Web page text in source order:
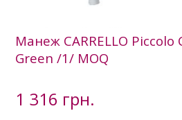
Манеж CARRELLO Piccolo
Green /1/ MOQ
1 316 грн.